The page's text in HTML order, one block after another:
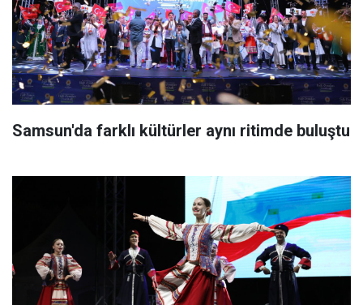
Samsun'da farklı kültürler aynı ritimde buluştu